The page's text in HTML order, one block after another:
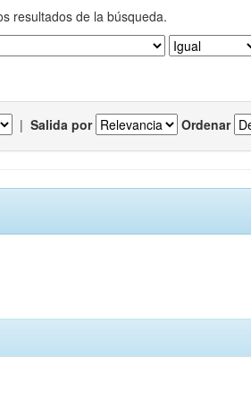
resultados de la búsqueda.
| Salida por Ordenar